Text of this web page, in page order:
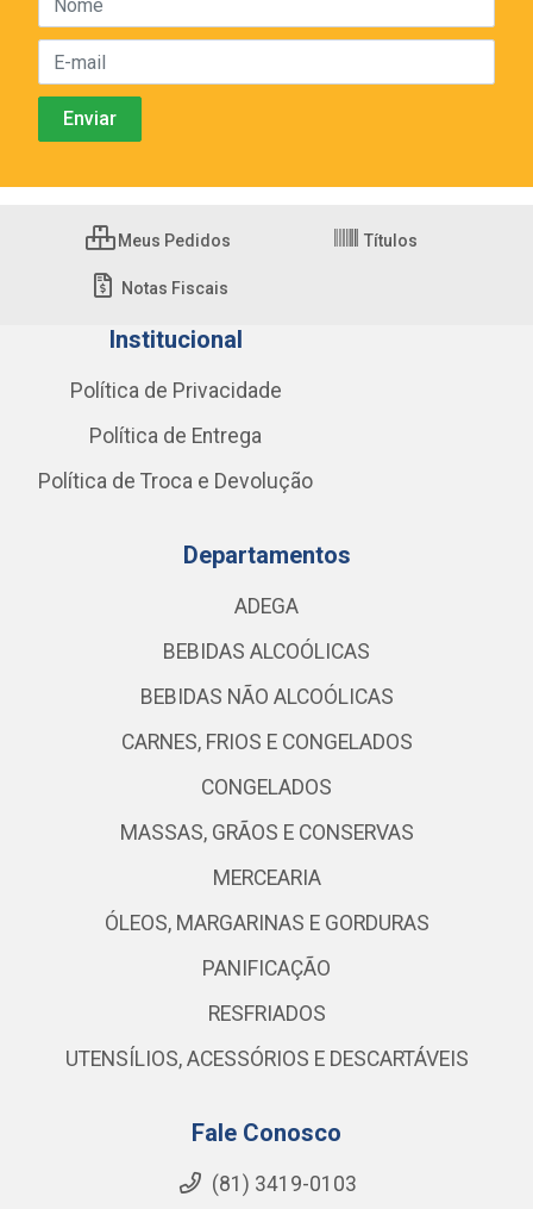
Meus Pedidos Títulos
Notas Fiscais
Institucional
Política de Privacidade
Política de Entrega
Política de Troca e Devolução
Departamentos
ADEGA
BEBIDAS ALCOÓLICAS
BEBIDAS NÃO ALCOÓLICAS
CARNES, FRIOS E CONGELADOS
CONGELADOS
MASSAS, GRÃOS E CONSERVAS
MERCEARIA
ÓLEOS, MARGARINAS E GORDURAS
PANIFICAÇÃO
RESFRIADOS
UTENSÍLIOS, ACESSÓRIOS E DESCARTÁVEIS
Fale Conosco
(81) 3419-0103